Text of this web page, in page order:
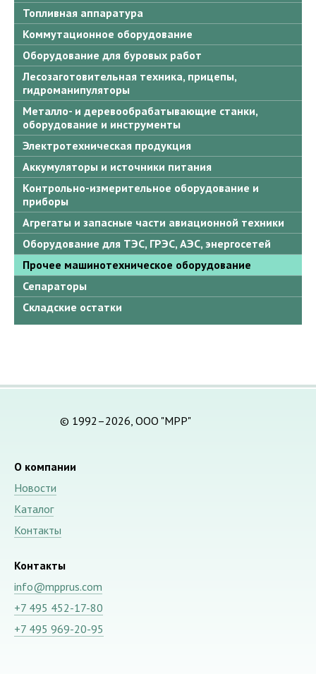
Топливная аппаратура
Коммутационное оборудование
Оборудование для буровых работ
Лесозаготовительная техника, прицепы,
гидроманипуляторы
Металло- и деревообрабатывающие станки,
оборудование и инструменты
Электротехническая продукция
Аккумуляторы и источники питания
Контрольно-измерительное оборудование и
приборы
Агрегаты и запасные части авиационной техники
Оборудование для ТЭС, ГРЭС, АЭС, энергосетей
Прочее машинотехническое оборудование
Сепараторы
Складские остатки
© 1992–2026, ООО "МРР"
О компании
Новости
Каталог
Контакты
Контакты
info@mpprus.com
+7 495 452-17-80
+7 495 969-20-95